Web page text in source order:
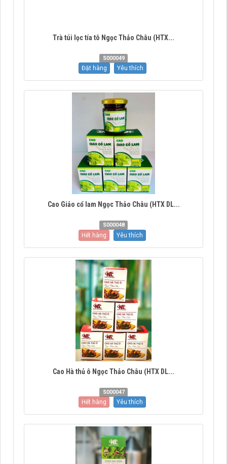
Trà túi lọc tía tô Ngọc Thảo Châu (HTX...
S000049
Đặt hàng Yêu thích
Cao Giảo cổ lam Ngọc Thảo Châu (HTX DL...
S000048
Hết hàng Yêu thích
Cao Hà thủ ô Ngọc Thảo Châu (HTX DL...
S000047
Hết hàng Yêu thích